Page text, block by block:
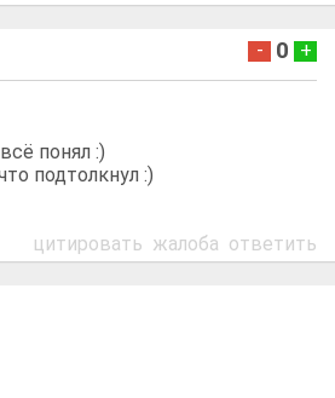
- 0 +
понял :)
подтолкнул :)
цитировать жалоба ответить